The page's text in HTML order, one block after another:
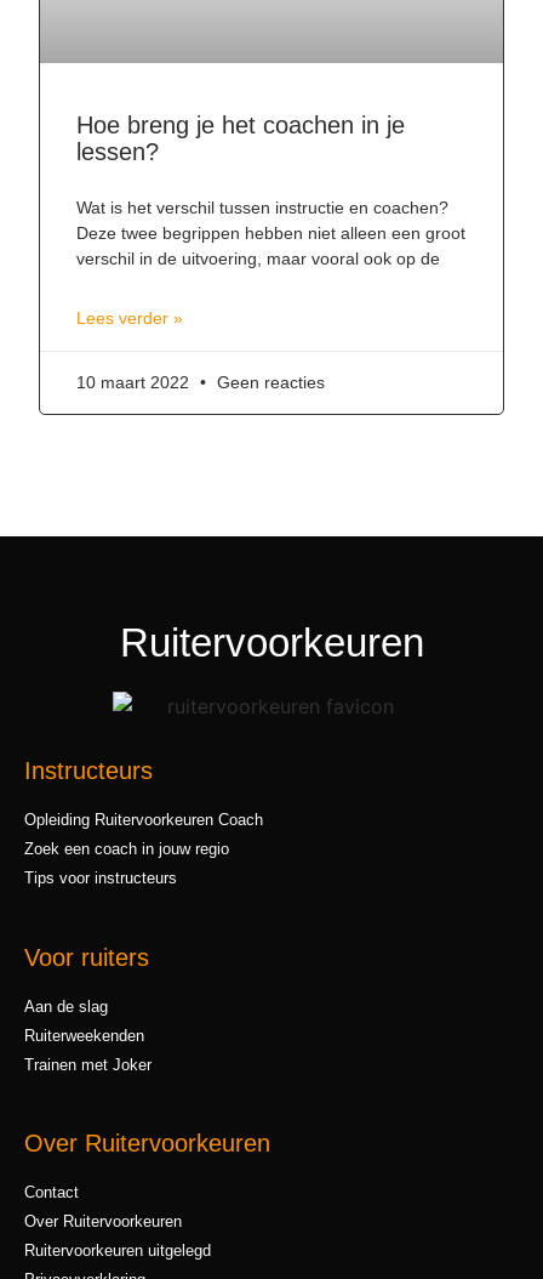
Hoe breng je het coachen in je
lessen?
Wat is het verschil tussen instructie en coachen?
Deze twee begrippen hebben niet alleen een groot
verschil in de uitvoering, maar vooral ook op de
Lees verder »
10 maart 2022 Geen reacties
Ruitervoorkeuren
Instructeurs
Opleiding Ruitervoorkeuren Coach
Zoek een coach in jouw regio
Tips voor instructeurs
Voor ruiters
Aan de slag
Ruiterweekenden
Trainen met Joker
Over Ruitervoorkeuren
Contact
Over Ruitervoorkeuren
Ruitervoorkeuren uitgelegd